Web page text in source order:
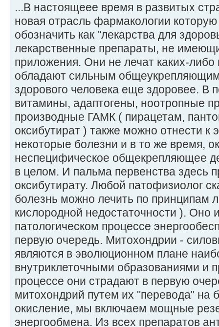
...В настоящеее время в развитых
новая отрасль фармакологии
обозначить как "лекарства для
лекарственные препараты, не
приложения. Они не лечат каких-либо
обладают сильным
здорового человека еще здоровее. В
витамины, адаптогены, ноотропные
производные ГАМК ( пирацетам,
оксибутират ) также можно отнести к
некоторые болезни и в то же время,
неспецифическое общекрепляющее
в целом. И пальма первенства здесь
оксибутирату. Любой патофизиолог
болезнь можно лечить по принципам
кислородной недостаточности ). Оно
патологическом процессе
первую очередь. Митохондрии -
являются в эволюционном плане
внутриклеточными образованиями и
процессе они страдают в первую
митохондрий путем их "перевода" на
окисление, мы включаем мощные
энергообмена. Из всех препаратов